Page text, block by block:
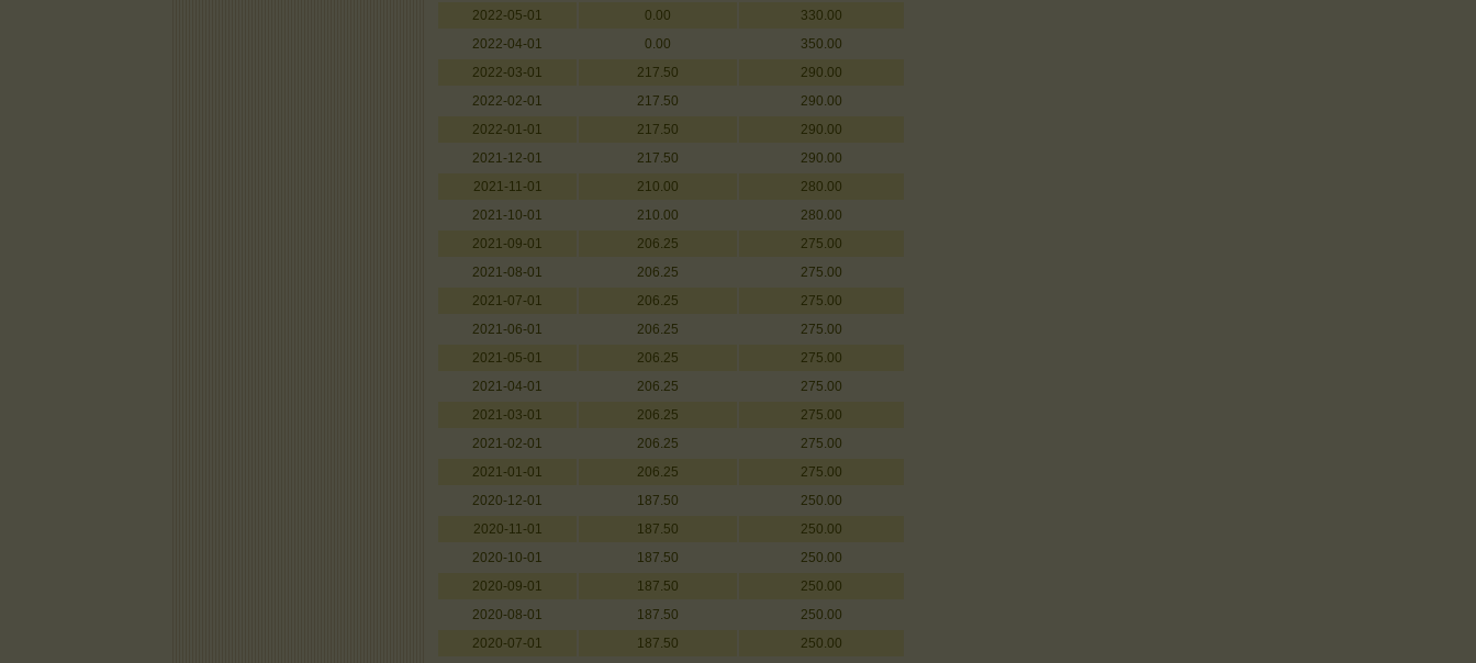
2022-05-01
0.00
330.00
2022-04-01
0.00
350.00
2022-03-01
217.50
290.00
2022-02-01
217.50
290.00
2022-01-01
217.50
290.00
2021-12-01
217.50
290.00
2021-11-01
210.00
280.00
2021-10-01
210.00
280.00
2021-09-01
206.25
275.00
2021-08-01
206.25
275.00
2021-07-01
206.25
275.00
2021-06-01
206.25
275.00
2021-05-01
206.25
275.00
2021-04-01
206.25
275.00
2021-03-01
206.25
275.00
2021-02-01
206.25
275.00
2021-01-01
206.25
275.00
2020-12-01
187.50
250.00
2020-11-01
187.50
250.00
2020-10-01
187.50
250.00
2020-09-01
187.50
250.00
2020-08-01
187.50
250.00
2020-07-01
187.50
250.00